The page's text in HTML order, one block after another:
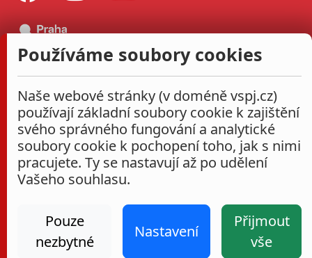
Nastavení cookies
Používáme soubory cookies
Naše webové stránky (v doméně vspj.cz)
používají základní soubory cookie k zajištění
svého správného fungování a analytické
soubory cookie k pochopení toho, jak s nimi
pracujete. Ty se nastavují až po udělení
Vašeho souhlasu.
Pouze
nezbytné
Nastavení
Přijmout
vše